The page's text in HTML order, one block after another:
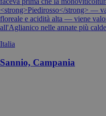
<strong>Piedirosso</strong> —
floreale e acidità alta — viene
all'Aglianico nelle annate più
Italia
Sannio, Campania